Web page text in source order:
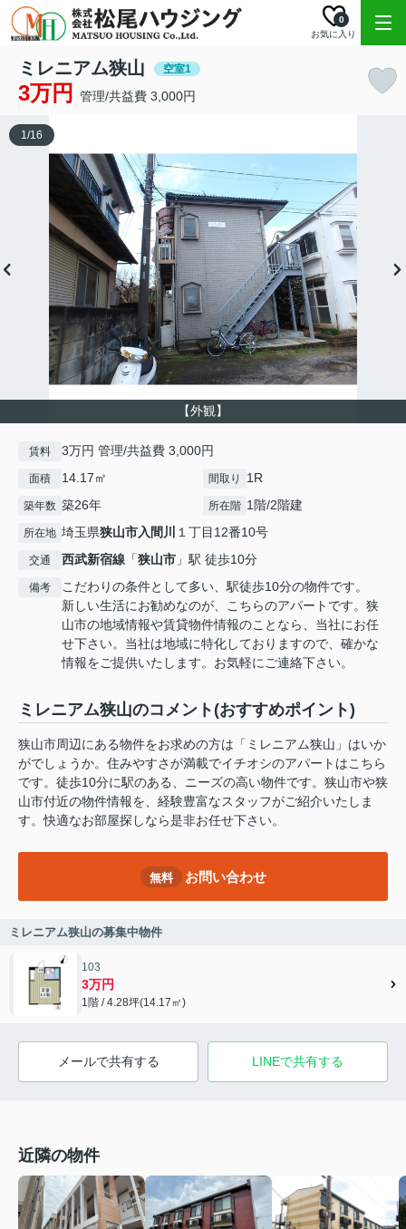
お気に入り
0
ミレニアム狭山 空室1
3万円 管理/共益費 3,000円
【外観】
1/16
賃料 3万円 管理/共益費 3,000円
面積 14.17㎡ 間取り 1R
築年数 築26年 所在階 1階/2階建
所在地 埼玉県狭山市入間川 １丁目12番10号
交通 西武新宿線 「狭山市 」駅 徒歩10分
備考
こだわりの条件として多い、駅徒歩10分の物件です。
新しい生活にお勧めなのが、こちらのアパートです。狭
山市の地域情報や賃貸物件情報のことなら、当社にお任
せ下さい。当社は地域に特化しておりますので、確かな
情報をご提供いたします。お気軽にご連絡下さい。
ミレニアム狭山のコメント(おすすめポイント)
狭山市周辺にある物件をお求めの方は「ミレニアム狭山」はいか
がでしょうか。住みやすさが満載でイチオシのアパートはこちら
です。徒歩10分に駅のある、ニーズの高い物件です。狭山市や狭
山市付近の物件情報を、経験豊富なスタッフがご紹介いたしま
す。快適なお部屋探しなら是非お任せ下さい。
無料 お問い合わせ
ミレニアム狭山の募集中物件
103
3万円
1階 / 4.28坪(14.17㎡)
メールで共有する LINEで共有する
近隣の物件